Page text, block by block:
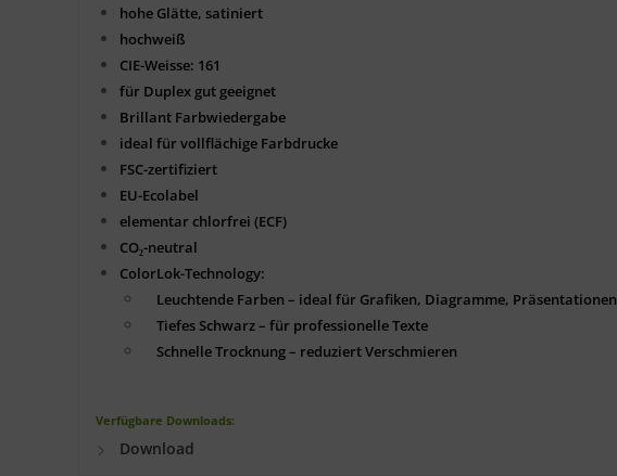
hohe Glätte, satiniert
hochweiß
CIE-Weisse: 161
für Duplex gut geeignet
Brillant Farbwiedergabe
ideal für vollflächige Farbdrucke
FSC-zertifiziert
EU-Ecolabel
elementar chlorfrei (ECF)
CO₂-neutral
ColorLok-Technology:
Leuchtende Farben – ideal für Grafiken, Diagramme, Präsentationen
Tiefes Schwarz – für professionelle Texte
Schnelle Trocknung – reduziert Verschmieren
Verfügbare Downloads:
Download